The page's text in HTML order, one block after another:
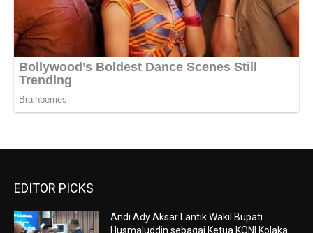
EDITOR PICKS
Andi Ady Aksar Lantik Wakil Bupati
Husmaluddin sebagai Ketua KONI Kolaka